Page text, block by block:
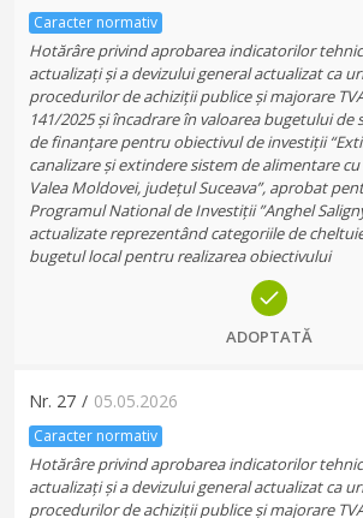
Caracter normativ
Hotărâre privind aprobarea indicatorilor
actualizați și a devizului general actualizat ca
procedurilor de achiziții publice și majorare
141/2025 și încadrare în valoarea bugetului
de finanțare pentru obiectivul de investiții
canalizare și extindere sistem de alimentare
Valea Moldovei, județul Suceava”, aprobat
Programul National de Investiții ”Anghel
actualizate reprezentând categoriile de
bugetul local pentru realizarea obiectivului
ADOPTATĂ
Nr. 27 / 05.05.2026
Caracter normativ
Hotărâre privind aprobarea indicatorilor
actualizați și a devizului general actualizat ca
procedurilor de achiziții publice și majorare